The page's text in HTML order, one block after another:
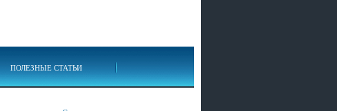
ПОЛЕЗНЫЕ СТАТЬИ